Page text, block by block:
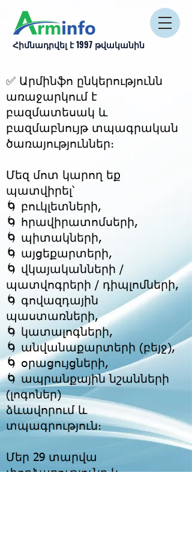
Հիմնադրվել է 1997 թվականին
✅ Արմինֆո ընկերությունն
առաջարկում է
բազմատեսակ և
բազմաբնույթ տպագրական
ծառայություններ։
Մեզ մոտ կարող եք
պատվիրել՝
🌀 բուկլետների,
🌀 հրավիրատոմսերի,
🌀 պիտակների,
🌀 այցեքարտերի,
🌀 վկայականների /
պատվոգրերի / դիպլոմների,
🌀 գովազդային
պաստառների,
🌀 կատալոգների,
🌀 անվանաքարտերի (բեյջ),
🌀 օրացույցների,
🌀 ապրանքային նշանների
(լոգոներ)
ձևավորում և
տպագրություն։
Մեր 29 տարվա
փորձառությունը և